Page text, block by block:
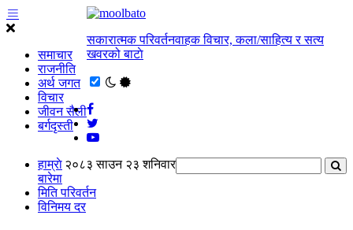
समाचार
राजनीति
अर्थ जगत
विचार
जीवन सैली
बर्गदृस्ती
सकारात्मक परिवर्तनवाहक विचार, कला/साहित्य र सत्य
खवरको बाटाे
२०८३ साउन २३ शनिवार
हाम्राे
बारेमा
मिति परिवर्तन
विनिमय दर